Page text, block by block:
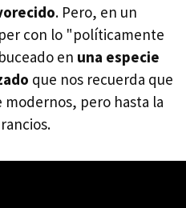
. Pero, en un
con lo "políticamente
en una especie
que nos recuerda que
modernos, pero hasta la